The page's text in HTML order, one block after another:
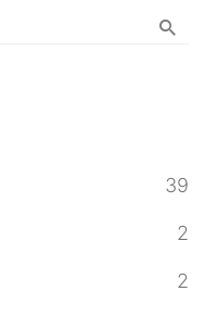
39
2
2